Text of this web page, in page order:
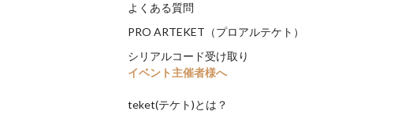
よくある質問
PRO ARTEKET（プロアルテケト）
シリアルコード受け取り
イベント主催者様へ
teket(テケト)とは？